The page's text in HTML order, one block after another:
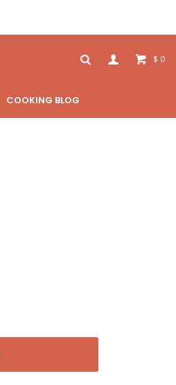
COOKING BLOG
$ 0